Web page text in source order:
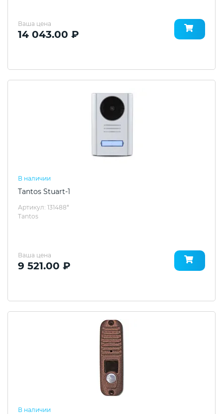
Ваша цена
14 043.00 ₽
В наличии
Tantos Stuart-1
Артикул: 131488*
Tantos
Ваша цена
9 521.00 ₽
В наличии